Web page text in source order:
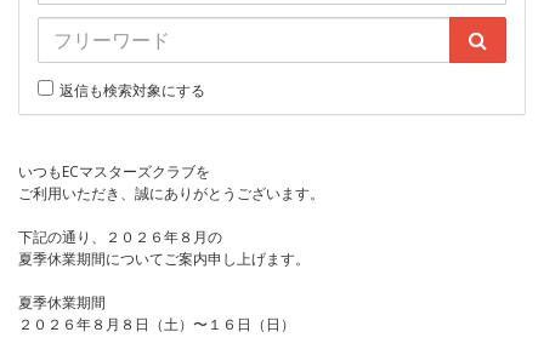
返信も検索対象にする
いつもECマスターズクラブを
ご利用いただき、誠にありがとうございます。
下記の通り、２０２６年８月の
夏季休業期間についてご案内申し上げます。
夏季休業期間
２０２６年８月８日（土）〜１６日（日）